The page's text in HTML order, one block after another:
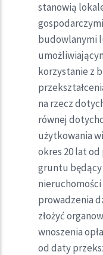
stanowią
budowlanymi
korzystanie z
na rzecz
równej
użytkowania
okres 20 lat od
gruntu
prowadzenia
złożyć
wnoszenia
od daty